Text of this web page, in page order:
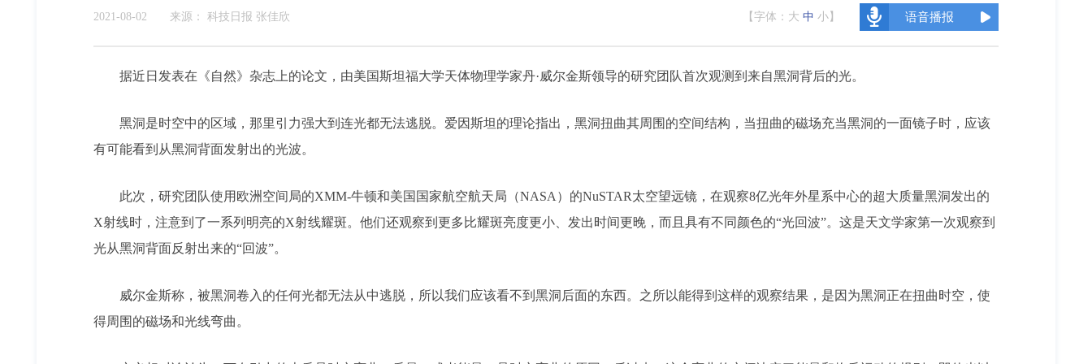
2021-08-02 来源： 科技日报 张佳欣 【字体： 大 中 小 】 语音播报
据近日发表在《自然》杂志上的论文，由美国斯坦福大学天体物理学家丹·威尔金斯领导的研究团队首次观测到来自黑洞背后的光。
黑洞是时空中的区域，那里引力强大到连光都无法逃脱。爱因斯坦的理论指出，黑洞扭曲其周围的空间结构，当扭曲的磁场充当黑洞的一面镜子时，应该
有可能看到从黑洞背面发射出的光波。
此次，研究团队使用欧洲空间局的XMM-牛顿和美国国家航空航天局（NASA）的NuSTAR太空望远镜，在观察8亿光年外星系中心的超大质量黑洞发出的
X射线时，注意到了一系列明亮的X射线耀斑。他们还观察到更多比耀斑亮度更小、发出时间更晚，而且具有不同颜色的“光回波”。这是天文学家第一次观察到
光从黑洞背面反射出来的“回波”。
威尔金斯称，被黑洞卷入的任何光都无法从中逃脱，所以我们应该看不到黑洞后面的东西。之所以能得到这样的观察结果，是因为黑洞正在扭曲时空，使
得周围的磁场和光线弯曲。